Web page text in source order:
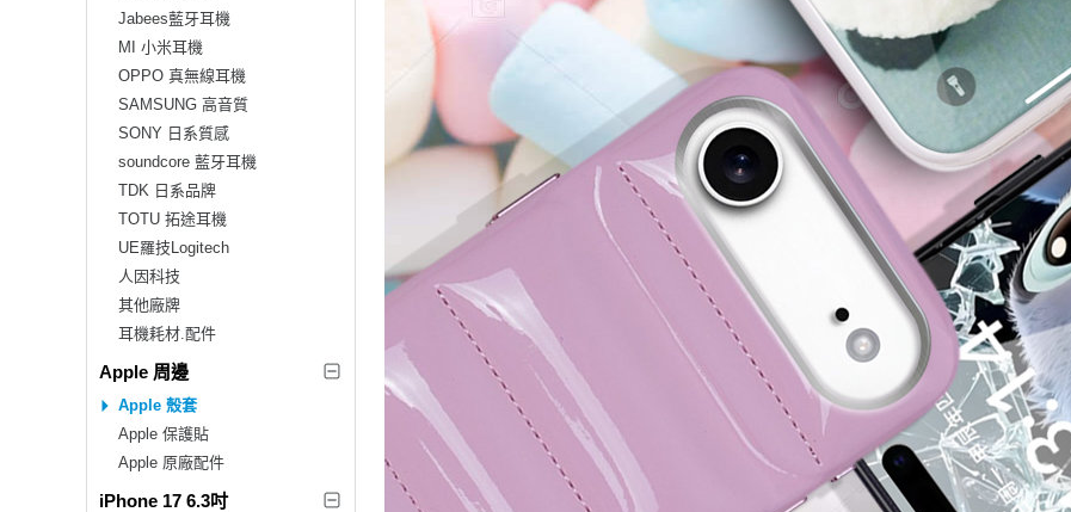
Jabees藍牙耳機
MI 小米耳機
OPPO 真無線耳機
SAMSUNG 高音質
SONY 日系質感
soundcore 藍牙耳機
TDK 日系品牌
TOTU 拓途耳機
UE羅技Logitech
人因科技
其他廠牌
耳機耗材.配件
Apple 周邊
Apple 殼套
Apple 保護貼
Apple 原廠配件
iPhone 17 6.3吋